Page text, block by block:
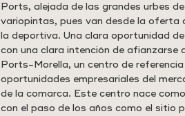
Ports, alejada de las grandes urbes
variopintas, pues van desde la oferta
la deportiva. Una clara oportunidad
con una clara intención de
Ports-Morella, un centro de
oportunidades empresariales del
de la comarca. Este centro nace
con el paso de los años como el sitio